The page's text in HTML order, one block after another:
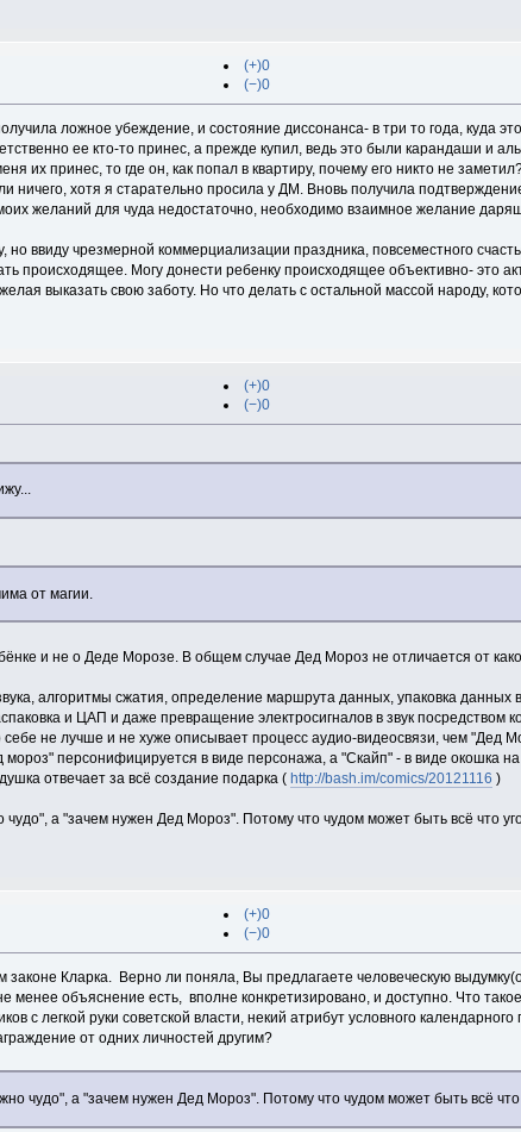
(+)0
(−)0
ложное убеждение, и состояние диссонанса- в три то года, куда
ее кто-то принес, а прежде купил, ведь это были карандаши и
их принес, то где он, как попал в квартиру, почему его никто не
ничего, хотя я старательно просила у ДМ. Вновь получила
желаний для чуда недостаточно, необходимо взаимное желание
ввиду чрезмерной коммерциализации праздника, повсеместного
происходящее. Могу донести ребенку происходящее объективно- это
выказать свою заботу. Но что делать с остальной массой народу,
(+)0
(−)0
от магии.
и не о Деде Морозе. В общем случае Дед Мороз не отличается от
алгоритмы сжатия, определение маршрута данных, упаковка данных
и ЦАП и даже превращение электросигналов в звук посредством
не лучше и не хуже описывает процесс аудио-видеосвязи, чем "Дед
персонифицируется в виде персонажа, а "Скайп" - в виде окошка
отвечает за всё создание подарка ( http://bash.im/comics/20121116 )
а "зачем нужен Дед Мороз". Потому что чудом может быть всё что
(+)0
(−)0
законе Кларка. Верно ли поняла, Вы предлагаете человеческую
менее объяснение есть, вполне конкретизировано, и доступно. Что
с легкой руки советской власти, некий атрибут условного
от одних личностей другим?
чудо", а "зачем нужен Дед Мороз". Потому что чудом может быть всё что